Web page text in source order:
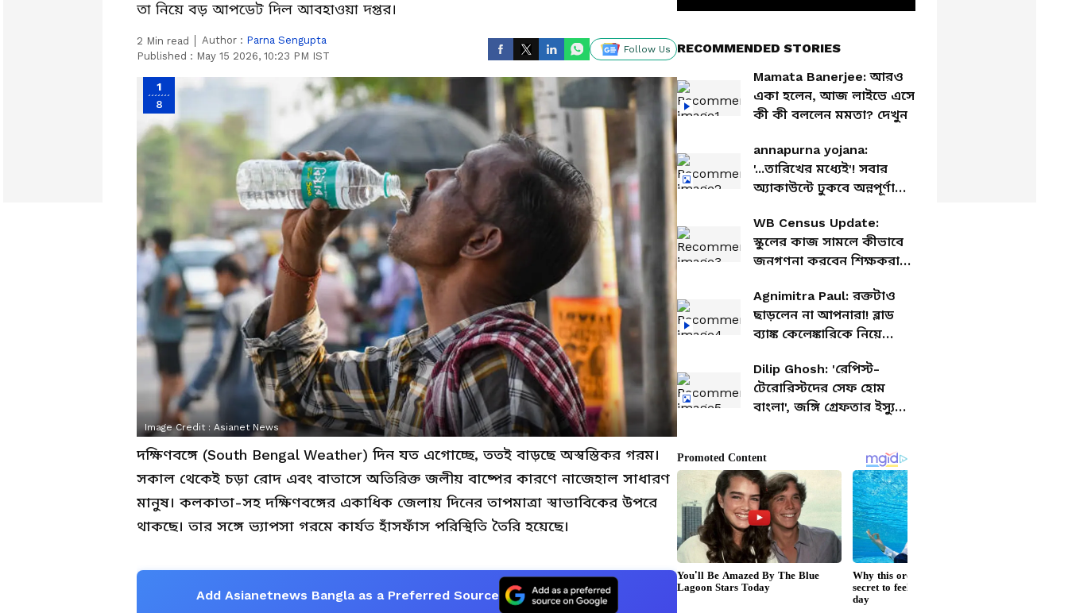
তা নিয়ে বড় আপডেট দিল আবহাওয়া দপ্তর।
2 Min read Author : Parna Sengupta
Published : May 15 2026, 10:23 PM IST
Follow Us
1
8
Image Credit : Asianet News
দক্ষিণবঙ্গে (South Bengal Weather) দিন যত এগোচ্ছে, ততই বাড়ছে অস্বস্তিকর গরম।
সকাল থেকেই চড়া রোদ এবং বাতাসে অতিরিক্ত জলীয় বাষ্পের কারণে নাজেহাল সাধারণ
মানুষ। কলকাতা-সহ দক্ষিণবঙ্গের একাধিক জেলায় দিনের তাপমাত্রা স্বাভাবিকের উপরে
থাকছে। তার সঙ্গে ভ্যাপসা গরমে কার্যত হাঁসফাঁস পরিস্থিতি তৈরি হয়েছে।
Add Asianetnews Bangla as a Preferred Source
RECOMMENDED STORIES
Mamata Banerjee: আরও
একা হলেন, আজ লাইভে এসে
কী কী বললেন মমতা? দেখুন
annapurna yojana:
'...তারিখের মধ্যেই'! সবার
অ্যাকাউন্টে ঢুকবে অন্নপূর্ণা
WB Census Update:
স্কুলের কাজ সামলে কীভাবে
জনগণনা করবেন শিক্ষকরা?
দফতর
Agnimitra Paul: রক্তটাও
ছাড়লেন না আপনারা! ব্লাড
ব্যাঙ্ক কেলেঙ্কারিকে নিয়ে
Dilip Ghosh: 'রেপিস্ট-
টেরোরিস্টদের সেফ হোম
বাংলা', জঙ্গি গ্রেফতার ইস্যুতে